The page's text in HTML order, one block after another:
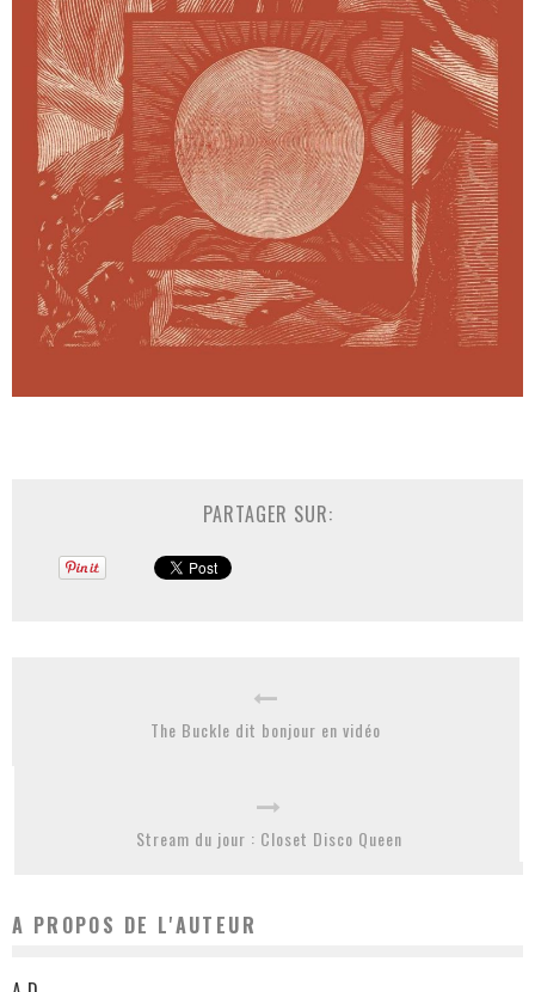
PARTAGER SUR:
The Buckle dit bonjour en vidéo
Stream du jour : Closet Disco Queen
A PROPOS DE L'AUTEUR